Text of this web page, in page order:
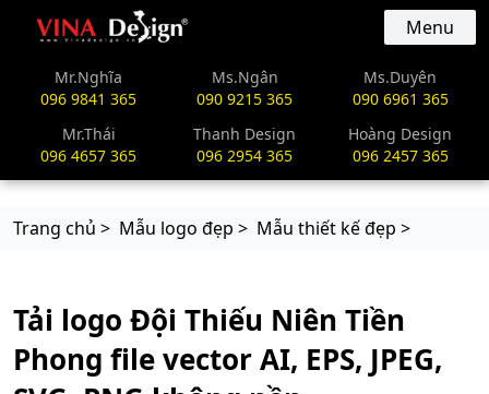
vinadesign.vn Menu
Mr.Nghĩa
096 9841 365
Ms.Ngân
090 9215 365
Ms.Duyên
090 6961 365
Mr.Thái
096 4657 365
Thanh Design
096 2954 365
Hoàng Design
096 2457 365
Trang chủ > Mẫu logo đẹp > Mẫu thiết kế đẹp >
Tải logo Đội Thiếu Niên Tiền
Phong file vector AI, EPS, JPEG,